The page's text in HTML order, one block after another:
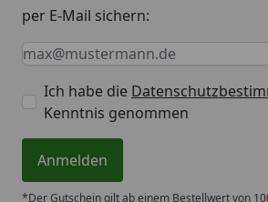
per E-Mail sichern:
Keine Eingabe erforderlich
Eingabe erforderlich
E-Mail *
Ich habe die
Kenntnis genommen
Anmelden
*Der Gutschein gilt ab einem Bestellwert von